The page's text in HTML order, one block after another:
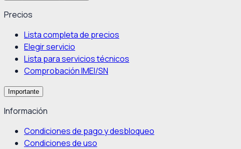
Precios
Lista completa de precios
Elegir servicio
Lista para servicios técnicos
Comprobación IMEI/SN
Importante
Información
Condiciones de pago y desbloqueo
Condiciones de uso